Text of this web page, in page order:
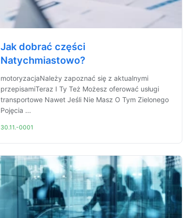
Jak dobrać części
Natychmiastowo?
motoryzacjaNależy zapoznać się z aktualnymi
przepisamiTeraz I Ty Też Możesz oferować usługi
transportowe Nawet Jeśli Nie Masz O Tym Zielonego
Pojęcia ...
30.11.-0001